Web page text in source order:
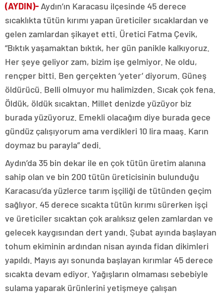
(AYDIN)- Aydın’ın Karacasu ilçesinde 45 derece
sıcaklıkta tütün kırımı yapan üreticiler sıcaklardan ve
gelen zamlardan şikayet etti. Üretici Fatma Çevik,
“Bıktık yaşamaktan bıktık, her gün panikle kalkıyoruz.
Her şeye geliyor zam, bizim işe gelmiyor. Ne oldu,
rençper bitti. Ben gerçekten ‘yeter’ diyorum. Güneş
öldürücü. Belli olmuyor mu halimizden. Sıcak çok fena.
Öldük, öldük sıcaktan. Millet denizde yüzüyor biz
burada yüzüyoruz. Emekli olacağım diye burada gece
gündüz çalışıyorum ama verdikleri 10 lira maaş. Karın
doymaz bu parayla” dedi.
Aydın’da 35 bin dekar ile en çok tütün üretim alanına
sahip olan ve bin 200 tütün üreticisinin bulunduğu
Karacasu’da yüzlerce tarım işçiliği de tütünden geçim
sağlıyor. 45 derece sıcakta tütün kırımı sürerken işçi
ve üreticiler sıcaktan çok aralıksız gelen zamlardan ve
gelecek kaygısından dert yandı. Şubat ayında başlayan
tohum ekiminin ardından nisan ayında fidan dikimleri
yapıldı. Mayıs ayı sonunda başlayan kırımlar 45 derece
sıcakta devam ediyor. Yağışların olmaması sebebiyle
sulama yaparak ürünlerini yetişmeye çalışan